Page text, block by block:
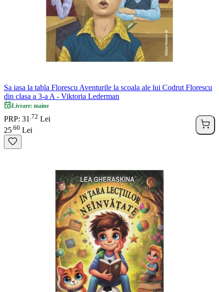
Sa iasa la tabla Florescu Aventurile la scoala ale lui Codrut Florescu
din clasa a 3-a A - Viktoria Lederman
Livrare: maine
PRP: 31 72 Lei
25 60 Lei